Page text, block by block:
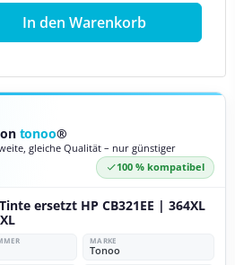
Gib den
In den Warenkorb
tonoo®
gleiche Qualität – nur günstiger
100 % kompatibel
ersetzt HP CB321EE | 364XL
MARKE
Tonoo